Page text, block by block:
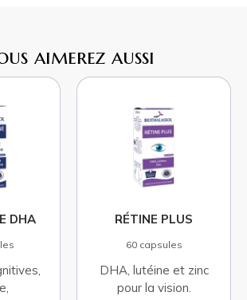
aimerez aussi
DHA RÉTINE PLUS
60 capsules
DHA, lutéine et zinc
pour la vision.